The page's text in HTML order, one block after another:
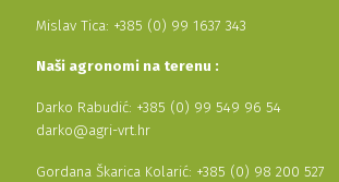
Mislav Tica: +385 (0) 99 1637 343
Naši agronomi na terenu :
Darko Rabudić: +385 (0) 99 549 96 54
darko@agri-vrt.hr
Gordana Škarica Kolarić: +385 (0) 98 200 527